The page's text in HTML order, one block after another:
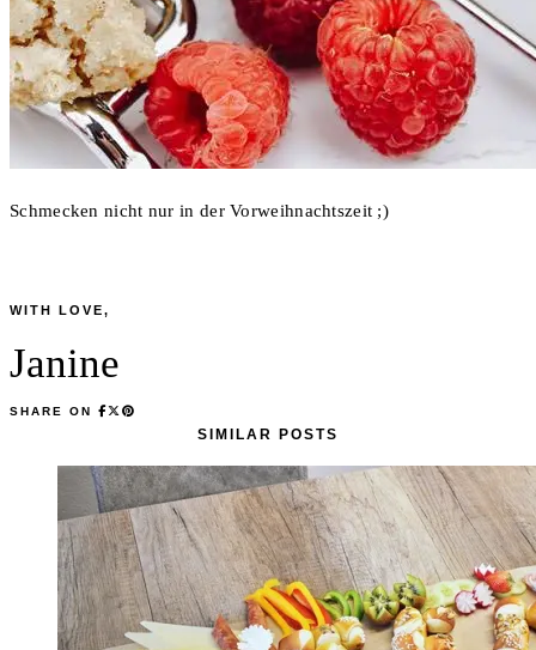
Schmecken nicht nur in der Vorweihnachtszeit ;)
WITH LOVE,
Janine
SHARE ON
SIMILAR POSTS